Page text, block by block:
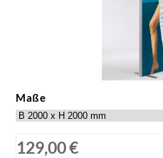
Maße
129,00 €